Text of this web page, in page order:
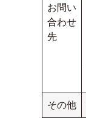
お問い
合わせ
先
その他